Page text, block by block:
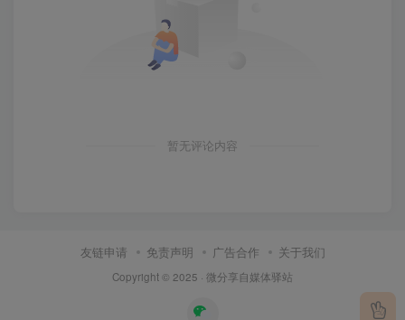
暂无评论内容
友链申请 免责声明 广告合作 关于我们
Copyright © 2025 · 微分享自媒体驿站